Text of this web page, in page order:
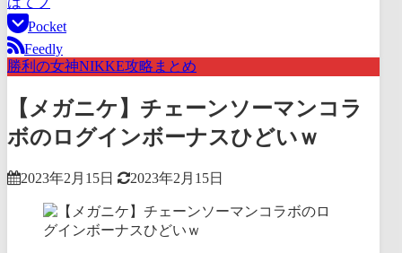
Pocket
Feedly
勝利の女神NIKKE攻略まとめ
【メガニケ】チェーンソーマンコラ
ボのログインボーナスひどいｗ
2023年2月15日 2023年2月15日